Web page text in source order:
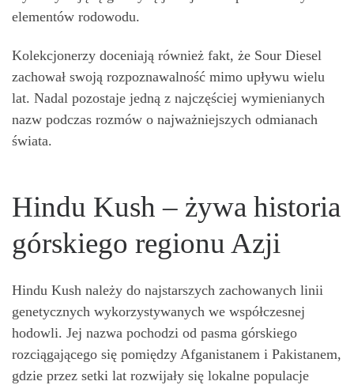
elementów rodowodu.
Kolekcjonerzy doceniają również fakt, że Sour Diesel
zachował swoją rozpoznawalność mimo upływu wielu
lat. Nadal pozostaje jedną z najczęściej wymienianych
nazw podczas rozmów o najważniejszych odmianach
świata.
Hindu Kush – żywa historia
górskiego regionu Azji
Hindu Kush należy do najstarszych zachowanych linii
genetycznych wykorzystywanych we współczesnej
hodowli. Jej nazwa pochodzi od pasma górskiego
rozciągającego się pomiędzy Afganistanem i Pakistanem,
gdzie przez setki lat rozwijały się lokalne populacje